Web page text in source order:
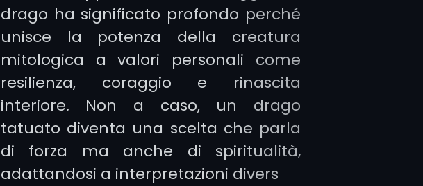
drago ha significato profondo perché
unisce la potenza della creatura
mitologica a valori personali come
resilienza, coraggio e rinascita
interiore. Non a caso, un drago
tatuato diventa una scelta che parla
di forza ma anche di spiritualità,
adattandosi a interpretazioni divers